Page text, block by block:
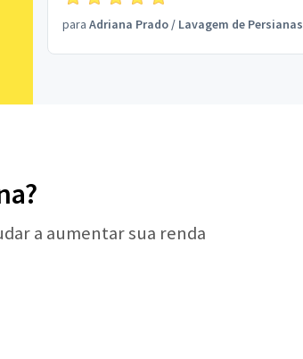
para Adriana Prado/ Lavagem de Persianas
a aumentar sua renda